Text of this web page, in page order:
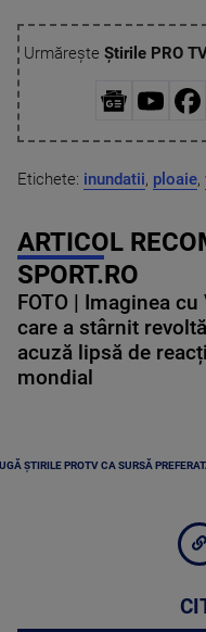
Urmărește Știrile PRO
Etichete: inundatii, ploaie,
ARTICOL
SPORT.RO
FOTO | Imaginea
care a stârnit
acuză lipsă de
mondial
ȘTIRILE PROTV CA SURSĂ